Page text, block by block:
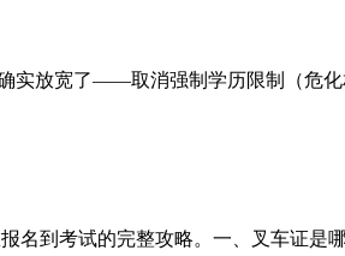
实放宽了——取消强制学历限制（危化
名到考试的完整攻略。一、叉车证是